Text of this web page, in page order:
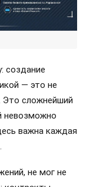
создание
— это не
Это сложнейший
невозможно
важна каждая
не мог не